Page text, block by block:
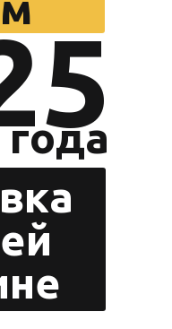
your
года